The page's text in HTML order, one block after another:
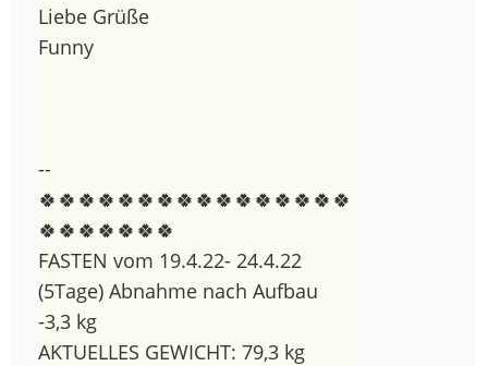
Liebe Grüße
Funny
--
🍀🍀🍀🍀🍀🍀🍀🍀🍀🍀🍀🍀🍀🍀🍀🍀
🍀🍀🍀🍀🍀🍀🍀
FASTEN vom 19.4.22- 24.4.22
(5Tage) Abnahme nach Aufbau
-3,3 kg
AKTUELLES GEWICHT: 79,3 kg